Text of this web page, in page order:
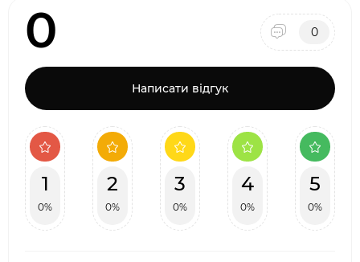
0 0
Написати відгук
1
0%
2
0%
3
0%
4
0%
5
0%